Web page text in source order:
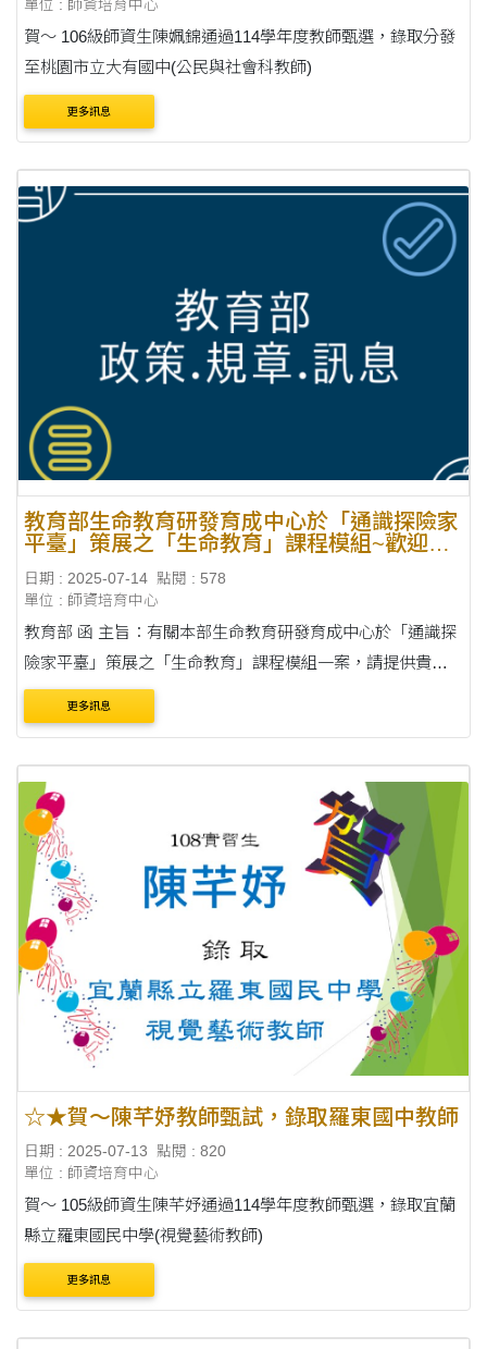
單位 : 師資培育中心
賀～ 106級師資生陳姵錦通過114學年度教師甄選，錄取分發
至桃園市立大有國中(公民與社會科教師)
更多訊息
教育部生命教育研發育成中心於「通識探險家
平臺」策展之「生命教育」課程模組~歡迎參
日期 : 2025-07-14 點閱 : 578
單位 : 師資培育中心
教育部 函 主旨：有關本部生命教育研發育成中心於「通識探
險家平臺」策展之「生命教育」課程模組一案，請提供貴校
師培教授及師資生，於課程設計融入生命教育議題參考運
更多訊息
☆★賀～陳芊妤教師甄試，錄取羅東國中教師
日期 : 2025-07-13
點閱 : 820
單位 : 師資培育中心
賀～ 105級師資生陳芊妤通過114學年度教師甄選，錄取宜蘭
縣立羅東國民中學(視覺藝術教師)
更多訊息